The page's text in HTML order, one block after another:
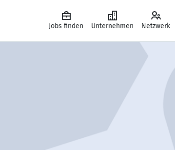
Jobs finden Unternehmen Netzwerk